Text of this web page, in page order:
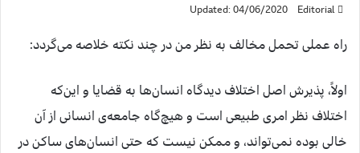
Editorial
Updated: 04/06/2020
راه عملی تحمل مخالف به نظر من در چند نکته خلاصه می‌گردد:
اولاً، پذیرش اصل اختلاف دیدگاه انسان‌ها به قضایا و این‌که
اختلاف نظر امری طبیعی است و هیچ‌گاه جامعه‌ی انسانی از آن
خالی بوده نمی‌تواند، و ممکن نیست که حتی انسان‌های ساکن در